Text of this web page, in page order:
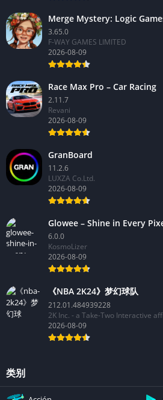
Merge Mystery: Logic
3.65.0
F-WAY GAMES LIMITED
Race Max Pro – Car Racing
2.11.7
Revani
GranBoard
11.2.6
LUXZA Co.Ltd.
Glowee – Shine in Every Pixel
6.0.0
KosmoLizer
《NBA 2K24》梦幻球队
212.01.484939228
2K Inc. - a Take-Two Interactive
类别